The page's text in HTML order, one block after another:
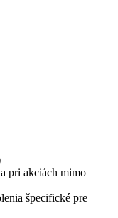
pri akciách mimo
špecifické pre